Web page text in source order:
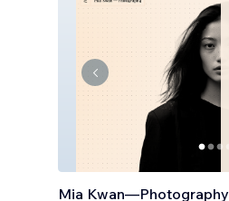
Mia Kwan—Photography